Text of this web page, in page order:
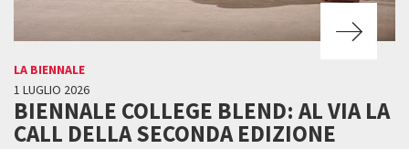
LA BIENNALE
1 LUGLIO 2026
BIENNALE COLLEGE BLEND: AL VIA LA
CALL DELLA SECONDA EDIZIONE